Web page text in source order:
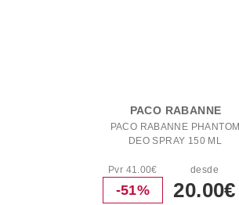
PACO RABANNE
PACO RABANNE PHANTOM
DEO SPRAY 150 ML
Pvr 41.00€
-51%
desde
20.00€